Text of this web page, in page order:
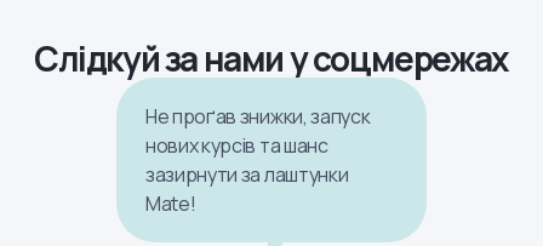
Слідкуй за нами у соцмережах
Не проґав знижки, запуск
нових курсів та шанс
зазирнути за лаштунки
Mate!